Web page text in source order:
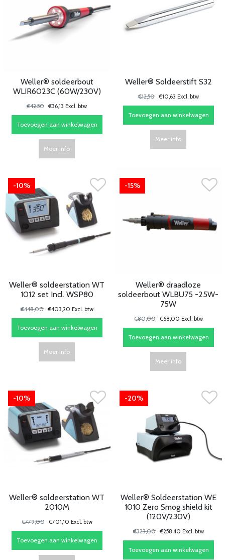
Weller® soldeerbout
WLIR6023C (60W/230V)
€42,50 €36,13 Excl. btw
Toevoegen aan winkelwagen
Meer info
Weller® Soldeerstift S32
€12,50 €10,63 Excl. btw
Toevoegen aan winkelwagen
Meer info
-10%
Weller® soldeerstation WT
1012 set Incl. WSP80
€448,00 €403,20 Excl. btw
Toevoegen aan winkelwagen
Meer info
-15%
Weller® draadloze
soldeerbout WLBU75 -25W-
75W
€80,00 €68,00 Excl. btw
Toevoegen aan winkelwagen
Meer info
-10%
Weller® soldeerstation WT
2010M
€779,00 €701,10 Excl. btw
Toevoegen aan winkelwagen
-20%
Weller® Soldeerstation WE
1010 Zero Smog shield kit
(120V/230V)
€323,00 €258,40 Excl. btw
Toevoegen aan winkelwagen